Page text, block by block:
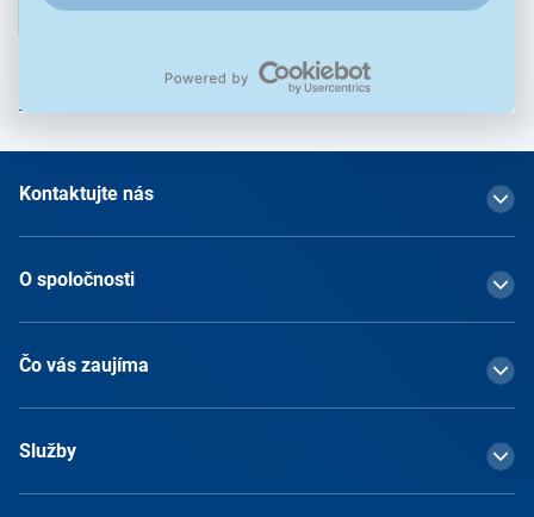
Prihlásiť
Prihlásením na odber obchodných oznámení súhlasím so
spracovaním osobných údajov
Kontaktujte nás
O spoločnosti
Čo vás zaujíma
Služby